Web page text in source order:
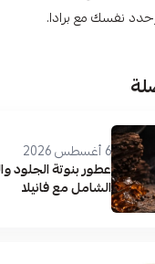
نفسك مع برادا.
6 أغسطس 2026
الشامل مع فانيلا